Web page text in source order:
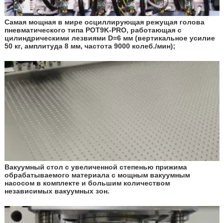
Самая мощная в мире осциллирующая режущая голова
пневматического типа POT9K-PRO, работающая с
цилиндрическими лезвиями D=6 мм (вертикальное усилие
50 кг, амплитуда 8 мм, частота 9000 колеб./мин);
Вакуумный стол с увеличенной степенью прижима
обрабатываемого материала с мощным вакуумным
насосом в комплекте и большим количеством
независимых вакуумных зон.